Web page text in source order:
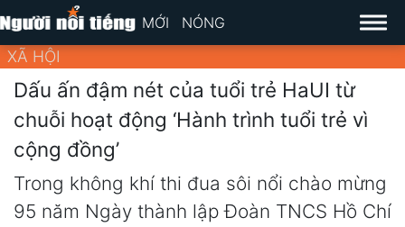
MỚI NÓNG
XÃ HỘI
Dấu ấn đậm nét của tuổi trẻ HaUI từ
chuỗi hoạt động ‘Hành trình tuổi trẻ vì
cộng đồng’
Trong không khí thi đua sôi nổi chào mừng
95 năm Ngày thành lập Đoàn TNCS Hồ Chí